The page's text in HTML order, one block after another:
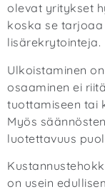
olevat yritykset
koska se
lisärekrytointeja.
Ulkoistaminen
osaaminen ei
tuottamiseen tai
Myös
luotettavuus
on usein